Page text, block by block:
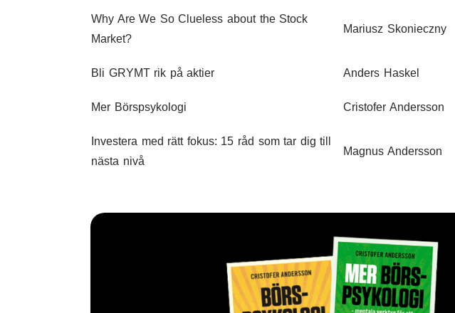
Why Are We So Clueless about the Stock
Market?
Mariusz Skonieczny
Bli GRYMT rik på aktier Anders Haskel
Mer Börspsykologi Cristofer Andersson
Investera med rätt fokus: 15 råd som tar dig till
nästa nivå
Magnus Andersson